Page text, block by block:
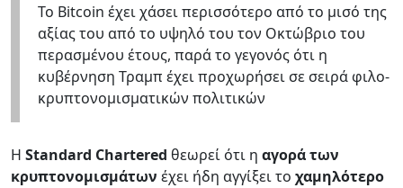
Το Bitcoin έχει χάσει περισσότερο από το μισό της
αξίας του από το υψηλό του τον Οκτώβριο του
περασμένου έτους, παρά το γεγονός ότι η
κυβέρνηση Τραμπ έχει προχωρήσει σε σειρά φιλο-
κρυπτονομισματικών πολιτικών
Η Standard Chartered θεωρεί ότι η αγορά των
κρυπτονομισμάτων έχει ήδη αγγίξει το χαμηλότερο